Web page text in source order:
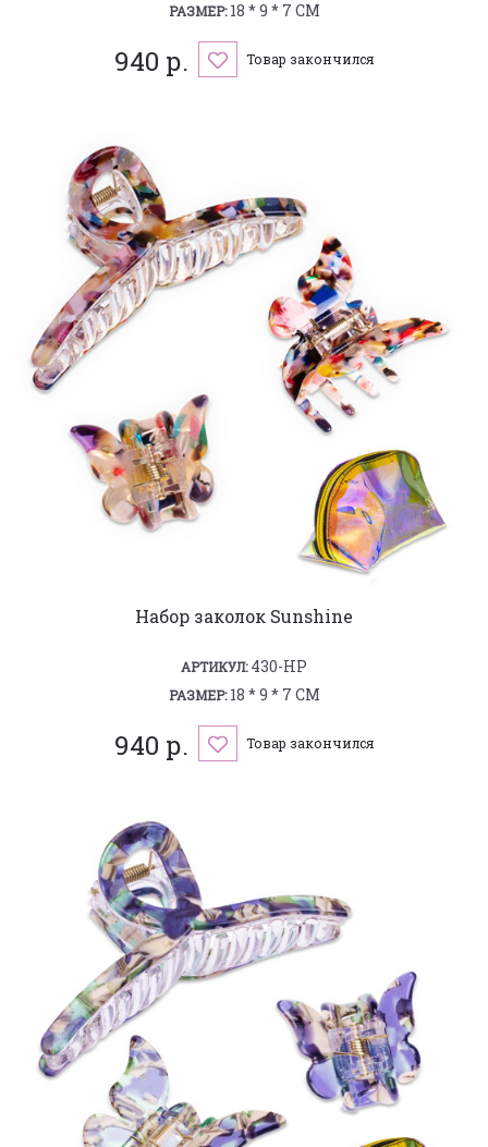
РАЗМЕР:18 * 9 * 7 СМ
940 р. Товар закончился
Набор заколок Sunshine
АРТИКУЛ:430-HP
РАЗМЕР:18 * 9 * 7 СМ
940 р. Товар закончился